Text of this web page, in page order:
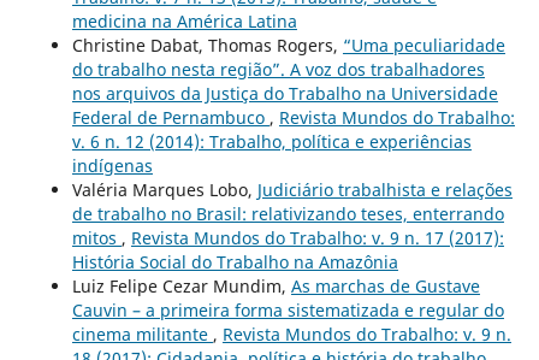
medicina na América Latina
Christine Dabat, Thomas Rogers, “Uma peculiaridade
do trabalho nesta região”. A voz dos trabalhadores
nos arquivos da Justiça do Trabalho na Universidade
Federal de Pernambuco , Revista Mundos do Trabalho:
v. 6 n. 12 (2014): Trabalho, política e experiências
indígenas
Valéria Marques Lobo, Judiciário trabalhista e relações
de trabalho no Brasil: relativizando teses, enterrando
mitos , Revista Mundos do Trabalho: v. 9 n. 17 (2017):
História Social do Trabalho na Amazônia
Luiz Felipe Cezar Mundim, As marchas de Gustave
Cauvin – a primeira forma sistematizada e regular do
cinema militante , Revista Mundos do Trabalho: v. 9 n.